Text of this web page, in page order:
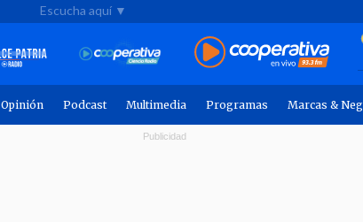
Escucha aquí ▼
Opinión Podcast Multimedia Programas Marcas &